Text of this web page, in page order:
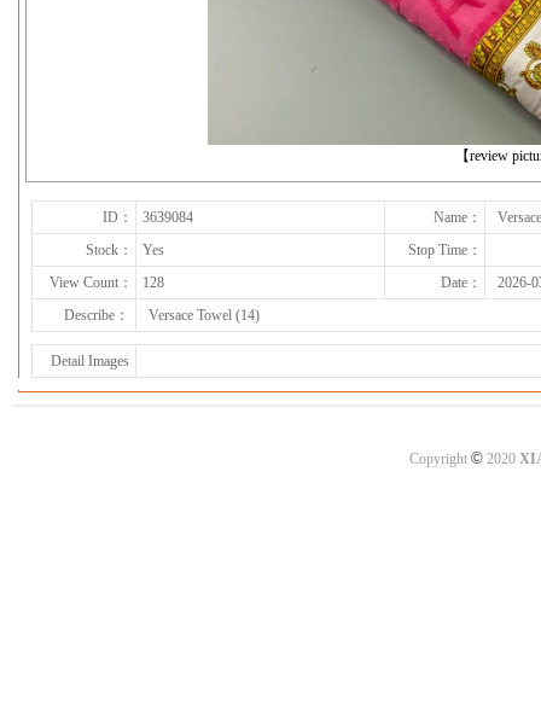
【review
下一张
ID： 3639084 Name：
Stock：
Yes
Stop Time：
View Count：
128 Date：
2026-
Describe：
Versace Towel (14)
Detail Images
Copyright ©2020